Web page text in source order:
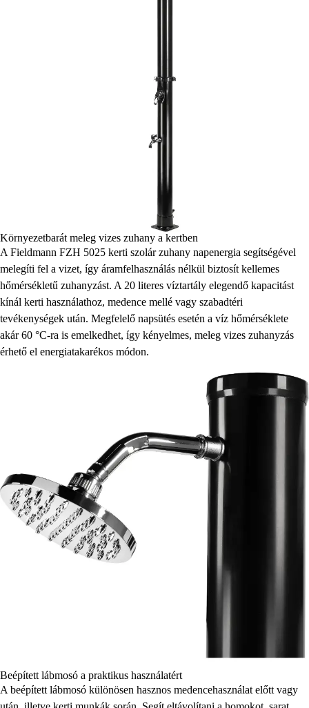
Környezetbarát meleg vizes zuhany a kertben
A Fieldmann FZH 5025 kerti szolár zuhany napenergia segítségével
melegíti fel a vizet, így áramfelhasználás nélkül biztosít kellemes
hőmérsékletű zuhanyzást. A 20 literes víztartály elegendő kapacitást
kínál kerti használathoz, medence mellé vagy szabadtéri
tevékenységek után. Megfelelő napsütés esetén a víz hőmérséklete
akár 60 °C-ra is emelkedhet, így kényelmes, meleg vizes zuhanyzás
érhető el energiatakarékos módon.
Beépített lábmosó a praktikus használatért
A beépített lábmosó különösen hasznos medencehasználat előtt vagy